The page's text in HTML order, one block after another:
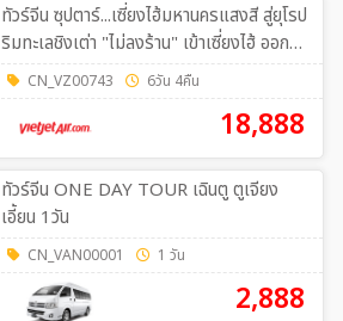
ทัวร์จีน ซุปตาร์...เซี่ยงไฮ้มหานครแสงสี สู่ยุโรป
ริมทะเลชิงเต่า "ไม่ลงร้าน" เข้าเซี่ยงไฮ้ ออกชิง
เต่า 6วัน 4คืน (VZ)
CN_VZ00743 6วัน 4คืน
18,888
ทัวร์จีน ONE DAY TOUR เฉินตู ตูเจียง
เอี้ยน 1วัน
CN_VAN00001 1 วัน
2,888